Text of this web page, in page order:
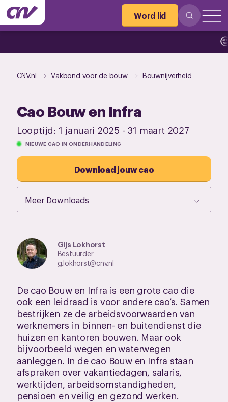
Word lid
Vul
CNV.nl Vakbond voor de bouw Bouwnijverheid
Cao Bouw en Infra
Looptijd: 1 januari 2025 - 31 maart 2027
NIEUWE CAO IN ONDERHANDELING
Download jouw cao
Meer Downloads
Gijs Lokhorst
Bestuurder
g.lokhorst@cnv.nl
De cao Bouw en Infra is een grote cao die
ook een leidraad is voor andere cao’s. Samen
bestrijken ze de arbeidsvoorwaarden van
werknemers in binnen- en buitendienst die
huizen en kantoren bouwen. Maar ook
bijvoorbeeld wegen en waterwegen
aanleggen. In de cao Bouw en Infra staan
afspraken over vakantiedagen, salaris,
werktijden, arbeidsomstandigheden,
pensioen en veilig en gezond werken.